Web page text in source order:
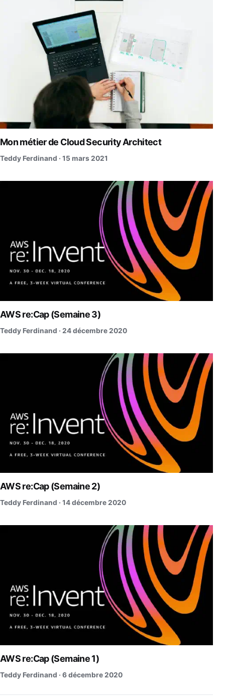
Mon métier de Cloud Security Architect
Teddy Ferdinand · 15 mars 2021
AWS re:Cap (Semaine 3)
Teddy Ferdinand · 24 décembre 2020
AWS re:Cap (Semaine 2)
Teddy Ferdinand · 14 décembre 2020
AWS re:Cap (Semaine 1)
Teddy Ferdinand · 6 décembre 2020